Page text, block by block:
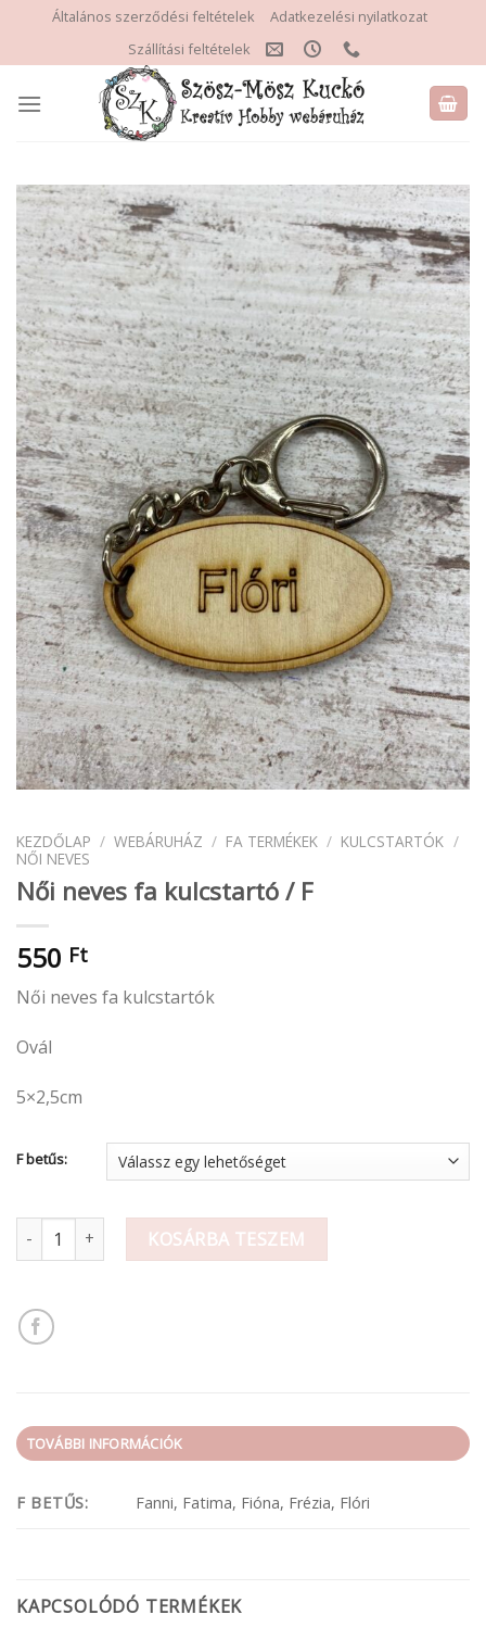
content
Általános szerződési feltételek
Adatkezelési nyilatkozat
Szállítási feltételek
KEZDŐLAP / WEBÁRUHÁZ / FA TERMÉKEK / KULCSTARTÓK /
NŐI NEVES
Női neves fa kulcstartó / F
550 Ft
Női neves fa kulcstartók
Ovál
5×2,5cm
F betűs:
Női neves fa kulcstartó / F mennyiség
KOSÁRBA TESZEM
TOVÁBBI INFORMÁCIÓK
F BETŰS: Fanni, Fatima, Fióna, Frézia, Flóri
KAPCSOLÓDÓ TERMÉKEK